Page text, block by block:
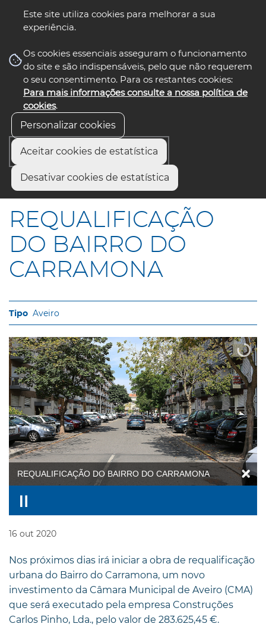
Este site utiliza cookies para melhorar a sua
experiência.
Os cookies essenciais asseguram o funcionamento
do site e são indispensáveis, pelo que não requerem
o seu consentimento. Para os restantes cookies:
Para mais informações consulte a nossa política de
cookies.
Personalizar cookies
Aceitar cookies de estatística
Desativar cookies de estatística
nos select language
Início
REQUALIFICAÇÃO DO BAIRRO DO CARRAMONA
REQUALIFICAÇÃO
DO BAIRRO DO
CARRAMONA
Aveiro
REQUALIFICAÇÃO DO BAIRRO DO CARRAMONA
16 out 2020
Nos próximos dias irá iniciar a obra de requalificação
urbana do Bairro do Carramona, um novo
investimento da Câmara Municipal de Aveiro (CMA)
que será executado pela empresa Construções
Carlos Pinho, Lda., pelo valor de 283.625,45 €.